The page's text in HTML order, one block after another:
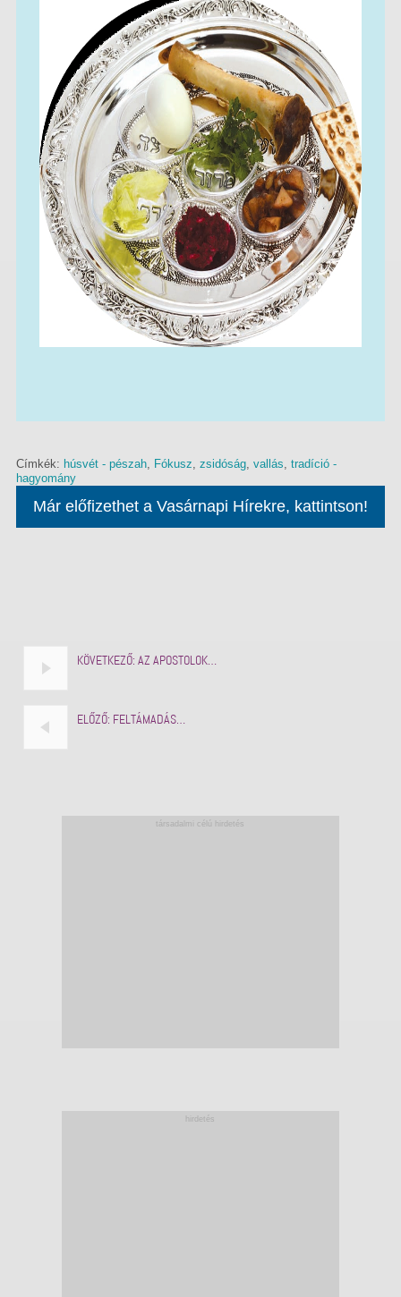
Címkék: húsvét - pészah, Fókusz zsidóság, vallás
tradíció -
hagyomány
Már előfizethet a Vasárnapi Hírekre, kattintson!
KÖVETKEZŐ: AZ APOSTOLOK…
ELŐZŐ: FELTÁMADÁS…
társadalmi célú hirdetés
hirdetés